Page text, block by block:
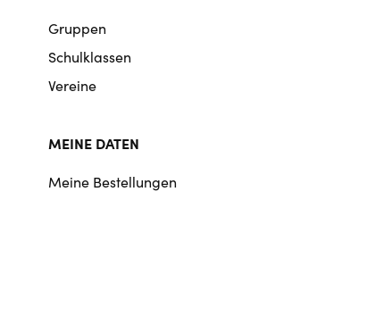
Gruppen
Schulklassen
Vereine
MEINE DATEN
Meine Bestellungen